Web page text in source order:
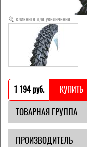
кликните для увеличения
1 194 pуб. КУПИТЬ
ТОВАРНАЯ ГРУППА
ПРОИЗВОДИТЕЛЬ